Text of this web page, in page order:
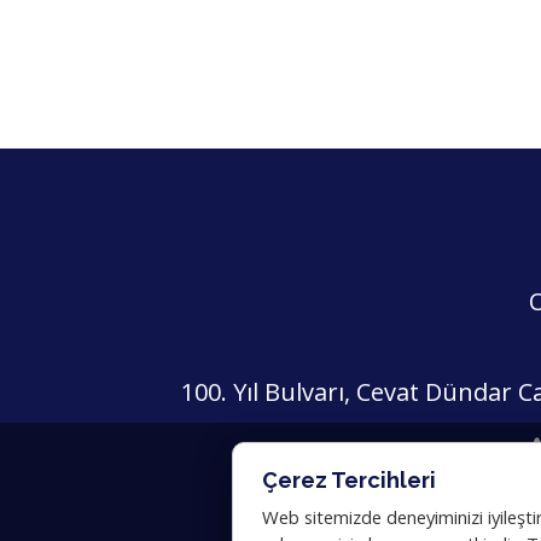
100. Yıl Bulvarı, Cevat Dündar
Çerez Tercihleri
Web sitemizde deneyiminizi